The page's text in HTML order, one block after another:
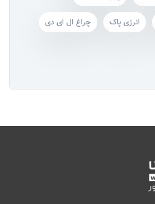
انرژی پاک چراغ ال ای دی